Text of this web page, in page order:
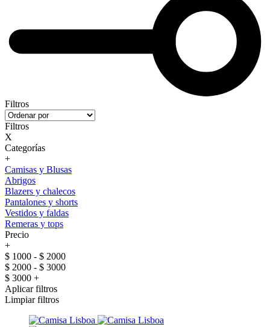
Filtros
Filtros
X
Categorías
+
Camisas y Blusas
Abrigos
Blazers y chalecos
Pantalones y shorts
Vestidos y faldas
Remeras y tops
Precio
+
$ 1000 - $ 2000
$ 2000 - $ 3000
$ 3000 +
Aplicar filtros
Limpiar filtros